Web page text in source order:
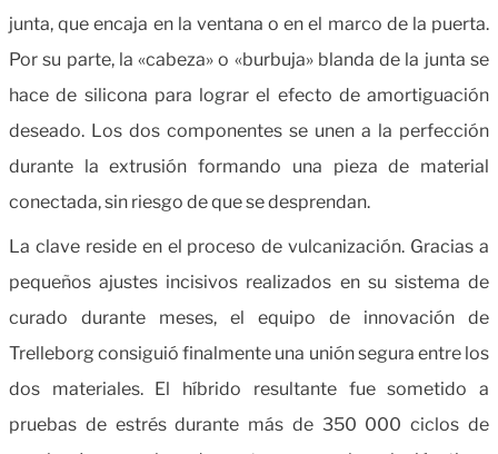
junta, que encaja en la ventana o en el marco de la puerta.
Por su parte, la «cabeza» o «burbuja» blanda de la junta se
hace de silicona para lograr el efecto de amortiguación
deseado. Los dos componentes se unen a la perfección
durante la extrusión formando una pieza de material
conectada, sin riesgo de que se desprendan.
La clave reside en el proceso de vulcanización. Gracias a
pequeños ajustes incisivos realizados en su sistema de
curado durante meses, el equipo de innovación de
Trelleborg consiguió finalmente una unión segura entre los
dos materiales. El híbrido resultante fue sometido a
pruebas de estrés durante más de 350 000 ciclos de